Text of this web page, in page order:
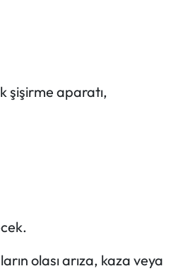
şişirme aparatı,
olası arıza, kaza veya